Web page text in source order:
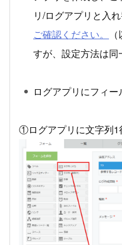
リ/ログアプリと入
ご確認ください。
すが、設定方法は同
ログアプリにフィ
①ログアプリに文字列1